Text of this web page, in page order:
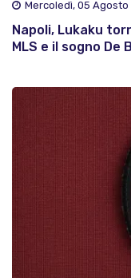
Mercoledì, 05 Agosto
Napoli, Lukaku
MLS e il sogno De